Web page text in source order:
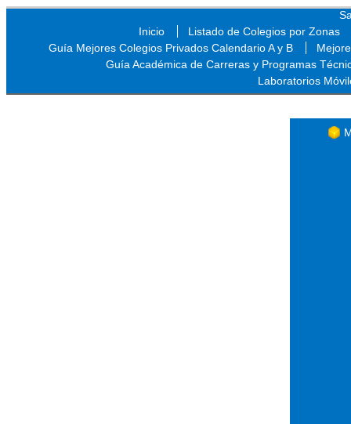
Inicio
Listado de Colegios por Zonas
Guía Mejores Colegios Privados Calendario A y B
Guía Académica de Carreras y Programas
Laboratorios